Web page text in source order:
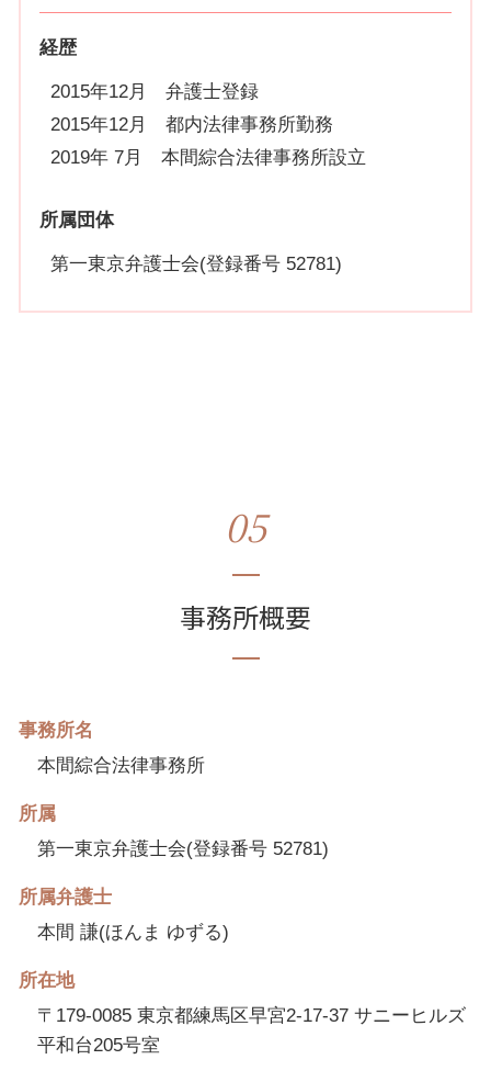
経歴
2015年12月 弁護士登録
2015年12月 都内法律事務所勤務
2019年 7月 本間綜合法律事務所設立
所属団体
第一東京弁護士会(登録番号 52781)
05
事務所概要
事務所名
本間綜合法律事務所
所属
第一東京弁護士会(登録番号 52781)
所属弁護士
本間 謙(ほんま ゆずる)
所在地
〒179-0085 東京都練馬区早宮2-17-37 サニーヒルズ
平和台205号室